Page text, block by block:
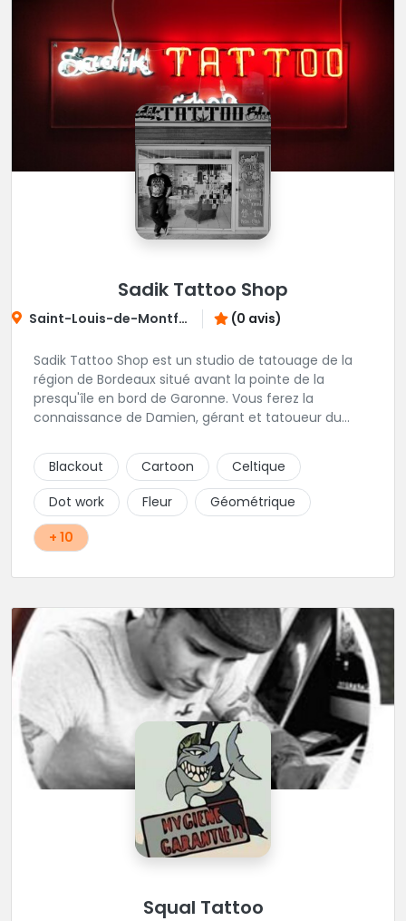
Sadik Tattoo Shop
Saint-Louis-de-Montferrand (0 avis)
Sadik Tattoo Shop est un studio de tatouage de la
région de Bordeaux situé avant la pointe de la
presqu'île en bord de Garonne. Vous ferez la
connaissance de Damien, gérant et tatoueur du
Blackout
Cartoon
Celtique
Dot work
Fleur
Géométrique
+ 10
Squal Tattoo